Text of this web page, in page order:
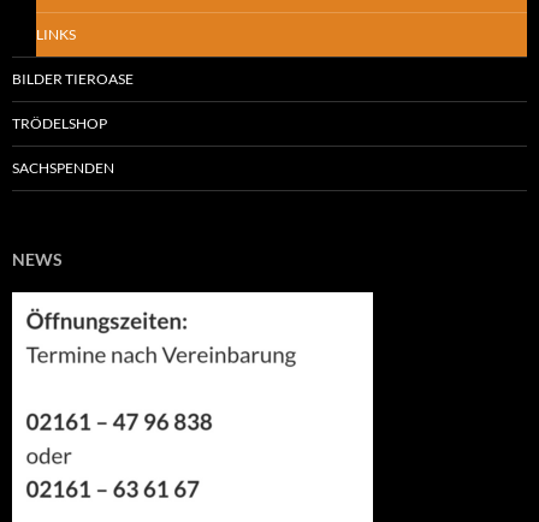
LINKS
BILDER TIEROASE
TRÖDELSHOP
SACHSPENDEN
NEWS